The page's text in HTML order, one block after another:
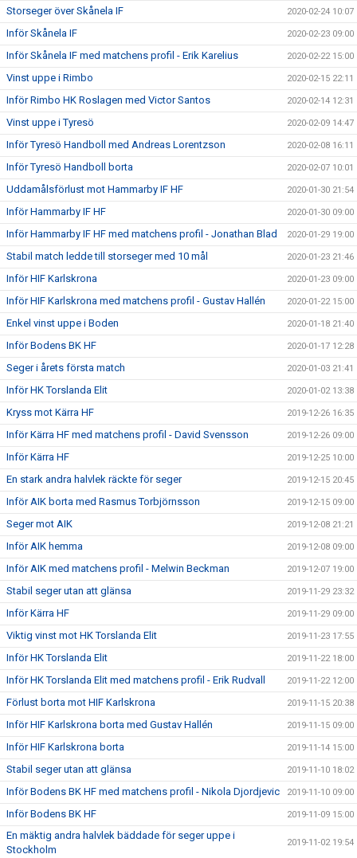
Storseger över Skånela IF 2020-02-24 10:07
Inför Skånela IF 2020-02-23 09:00
Inför Skånela IF med matchens profil - Erik Karelius 2020-02-22 15:00
Vinst uppe i Rimbo 2020-02-15 22:11
Inför Rimbo HK Roslagen med Victor Santos 2020-02-14 12:31
Vinst uppe i Tyresö 2020-02-09 14:47
Inför Tyresö Handboll med Andreas Lorentzson 2020-02-08 16:11
Inför Tyresö Handboll borta 2020-02-07 10:01
Uddamålsförlust mot Hammarby IF HF 2020-01-30 21:54
Inför Hammarby IF HF 2020-01-30 09:00
Inför Hammarby IF HF med matchens profil - Jonathan Blad 2020-01-29 19:00
Stabil match ledde till storseger med 10 mål 2020-01-23 21:46
Inför HIF Karlskrona 2020-01-23 09:00
Inför HIF Karlskrona med matchens profil - Gustav Hallén 2020-01-22 15:00
Enkel vinst uppe i Boden 2020-01-18 21:40
Inför Bodens BK HF 2020-01-17 12:28
Seger i årets första match 2020-01-03 21:41
Inför HK Torslanda Elit 2020-01-02 13:38
Kryss mot Kärra HF 2019-12-26 16:35
Inför Kärra HF med matchens profil - David Svensson 2019-12-26 09:00
Inför Kärra HF 2019-12-25 10:00
En stark andra halvlek räckte för seger 2019-12-15 20:45
Inför AIK borta med Rasmus Torbjörnsson 2019-12-15 09:00
Seger mot AIK 2019-12-08 21:21
Inför AIK hemma 2019-12-08 09:00
Inför AIK med matchens profil - Melwin Beckman 2019-12-07 19:00
Stabil seger utan att glänsa 2019-11-29 23:32
Inför Kärra HF 2019-11-29 09:00
Viktig vinst mot HK Torslanda Elit 2019-11-23 17:55
Inför HK Torslanda Elit 2019-11-22 18:00
Inför HK Torslanda Elit med matchens profil - Erik Rudvall 2019-11-22 12:00
Förlust borta mot HIF Karlskrona 2019-11-15 20:38
Inför HIF Karlskrona borta med Gustav Hallén 2019-11-15 09:00
Inför HIF Karlskrona borta 2019-11-14 15:00
Stabil seger utan att glänsa 2019-11-10 18:02
Inför Bodens BK HF med matchens profil - Nikola Djordjevic 2019-11-10 09:00
Inför Bodens BK HF 2019-11-09 15:00
En mäktig andra halvlek bäddade för seger uppe i
Stockholm
2019-11-02 19:54